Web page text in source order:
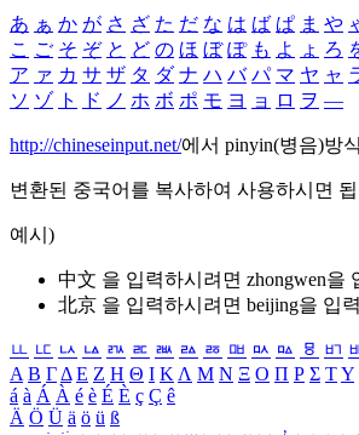
あ ぁ か が さ ざ た だ な は ば ぱ ま や
こ ご そ ぞ と ど の ほ ぼ ぽ も よ ょ ろ
ア ァ カ サ ザ タ ダ ナ ハ バ パ マ ヤ ャ
ソ ゾ ト ド ノ ホ ボ ポ モ ヨ ョ ロ ヲ ―
http://chineseinput.net/에서 pinyin(병음)방
변환된 중국어를 복사하여 사용하시면
예시)
中文 을 입력하시려면 zhongwen을
北京 을 입력하시려면 beijing을 입
ㅥ ㅦ ㅧ ㅨ ㅩ ㅪ ㅫ ㅬ ㅭ ㅮ ㅯ ㅰ ㅱ ㅲ
Α Β ΓΔ Ε Ζ Η Θ Ι ΚΛ Μ Ν Ξ Ο Π Ρ Σ ΤΥ
á à Á À é è É È ç Ç ê
Ä Ö Ü ä ö ü ß